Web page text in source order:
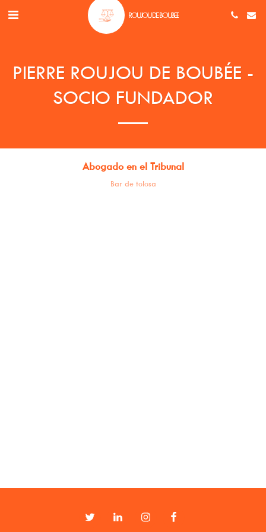
ROUJOU DE BOUBEE
PIERRE ROUJOU DE BOUBÉE -
SOCIO FUNDADOR
Abogado en el Tribunal
Bar de tolosa